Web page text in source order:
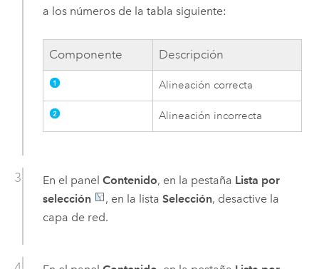
a los números de la tabla siguiente:
Componente Descripción
Alineación correcta
Alineación incorrecta
En el panel Contenido, en la pestaña Lista por
selección
, en la lista Selección, desactive la
capa de red.